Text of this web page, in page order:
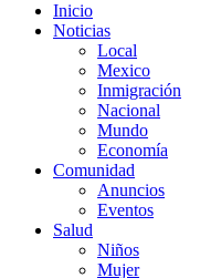
Inicio
Noticias
Local
Mexico
Inmigración
Nacional
Mundo
Economía
Comunidad
Anuncios
Eventos
Salud
Niños
Mujer